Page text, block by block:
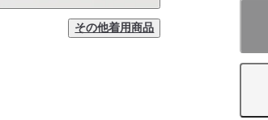
その他着用商品